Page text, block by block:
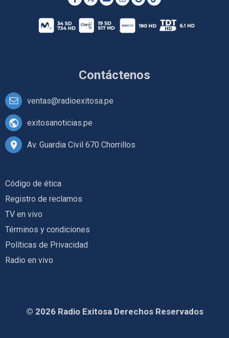
Contáctenos
ventas@radioexitosa.pe
exitosanoticias.pe
Av. Guardia Civil 670 Chorrillos
Código de ética
Registro de reclamos
TV en vivo
Términos y condiciones
Políticas de Privacidad
Radio en vivo
© 2026 Radio Exitosa Derechos Reservados